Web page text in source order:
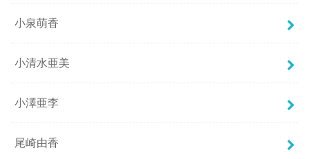
小泉萌香
小清水亜美
小澤亜李
尾崎由香